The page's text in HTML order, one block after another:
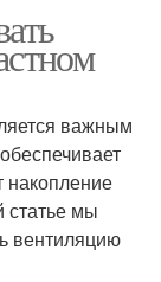
важным
накопление
статье мы
вентиляцию